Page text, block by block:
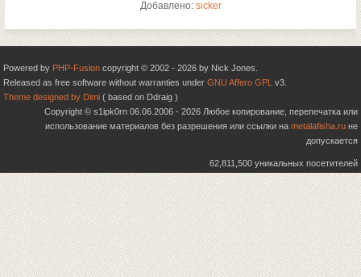
Добавлено: sicker
Powered by PHP-Fusion copyright © 2002 - 2026 by Nick Jones.
Released as free software without warranties under GNU Affero GPL v3.
Theme designed by Dimi ( based on Ddraig )
Copyright © s1ipk0rn 06.06.2006 - 2026 Любое копирование, перепечатка или
использование материалов без разрешения или ссылки на metalafisha.ru не
допускается
62,811,500 уникальных посетителей